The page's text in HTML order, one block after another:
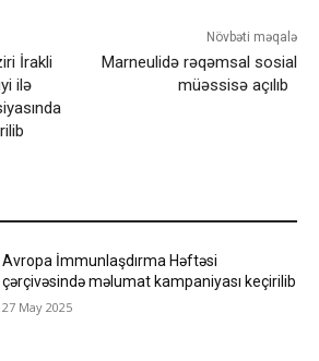
İrakli
ilə
Növbəti məqalə
Marneulidə rəqəmsal sosial
müəssisə açılıb
Avropa İmmunlaşdırma Həftəsi
çərçivəsində məlumat kampaniyası keçirilib
27 May 2025